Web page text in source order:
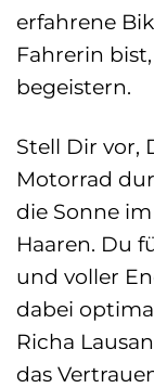
erfahrene
Fahrerin
begeistern.
Stell Dir vor,
Motorrad
die Sonne
Haaren. Du
und voller
dabei
Richa
das